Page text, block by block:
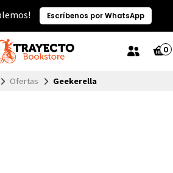
Escríbenos por WhatsApp
0
Ofertas Geekerella